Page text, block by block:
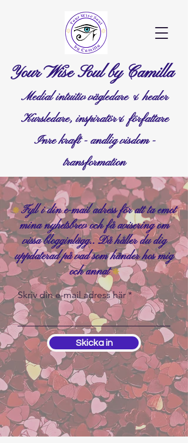
Your Wise Soul by Camilla
Medial intuitiv vägledare & healer
Kursledare, inspiratör& författare
Inre kraft - andlig visdom -
transformation
❊Fyll i din e-mail adress för att ta emot
mina nyhetsbrev och få avisering om
vissa blogginlägg.. Då håller du dig
uppdaterad på vad som händer hos mig
och annat❊
Skriv din e-mail adress här
Skicka in